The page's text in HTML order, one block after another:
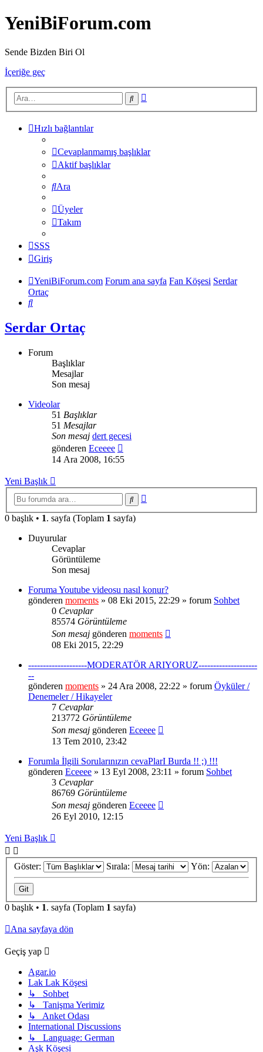
YeniBiForum.com
Sende Bizden Biri Ol
İçeriğe geç
Ara
Hızlı bağlantılar
Cevaplanmamış başlıklar
Aktif başlıklar
Ara
Üyeler
Takım
SSS
Giriş
YeniBiForum.com Forum ana sayfa Fan Köşesi Serdar
Ortaç
Ara
Serdar Ortaç
Forum
Başlıklar
Mesajlar
Son mesaj
Videolar
51 Başlıklar
51 Mesajlar
Son mesaj dert gecesi
gönderen Eceeee
mesajı
14 Ara 2008, 16:55
Yeni Başlık
Ara
0 başlık • 1. sayfa (Toplam 1 sayfa)
Duyurular
Cevaplar
Görüntüleme
Son mesaj
Foruma Youtube videosu nasıl konur?
gönderen moments » 08 Eki 2015, 22:29 » forum Sohbet
0 Cevaplar
85574 Görüntüleme
Son mesaj gönderen moments
08 Eki 2015, 22:29
--------------------MODERATÖR ARIYORUZ--------------------
--
gönderen moments » 24 Ara 2008, 22:22 » forum Öyküler /
Denemeler / Hikayeler
7 Cevaplar
213772 Görüntüleme
Son mesaj gönderen Eceeee
13 Tem 2010, 23:42
Forumla İlgili Sorularınızın cevaPlarI Burda !! ;) !!!
gönderen Eceeee » 13 Eyl 2008, 23:11 » forum Sohbet
3 Cevaplar
86769 Görüntüleme
Son mesaj gönderen Eceeee
26 Eyl 2010, 12:15
Yeni Başlık
Göster: Sırala: Yön:
0 başlık • 1. sayfa (Toplam 1 sayfa)
Ana sayfaya dön
Geçiş yap
Agar.io
Lak Lak Köşesi
↳ Sohbet
↳ Tanişma Yerimiz
↳ Anket Odası
International Discussions
↳ Language: German
Aşk Köşesi